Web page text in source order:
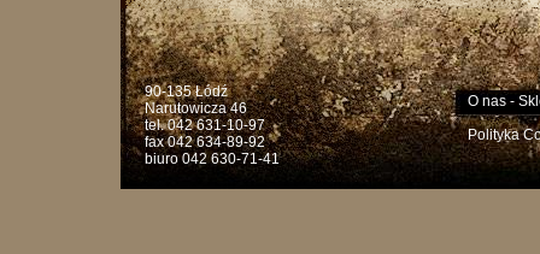
90-135 Łódź
Narutowicza 46
tel. 042 631-10-97
fax 042 634-89-92
biuro 042 630-71-41
O nas-
Polityka